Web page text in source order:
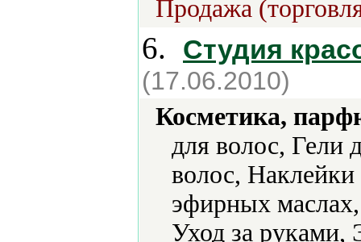
Продажа
6. Студия
(17.06.2010)
Косметика,
для волос, Гели
волос, Наклейки
эфирных
Уход за